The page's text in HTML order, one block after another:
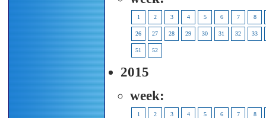
1 2 3 4 5 6 7 8
26 27 28 29 30 31 32 33
51 52
2015
week:
1 2 3 4 5 6 7 8